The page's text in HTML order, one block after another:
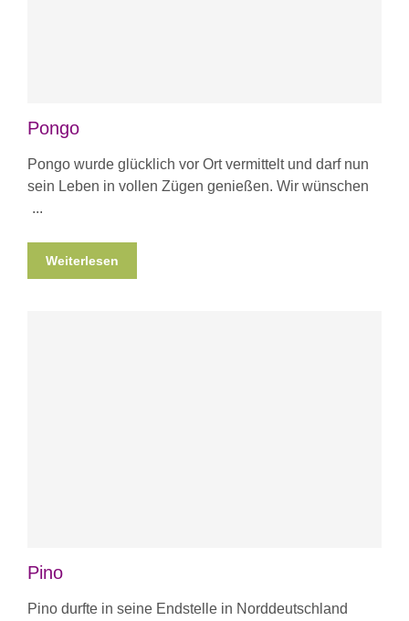
Pongo
Pongo wurde glücklich vor Ort vermittelt und darf nun
sein Leben in vollen Zügen genießen. Wir wünschen
Weiterlesen
Pino
Pino durfte in seine Endstelle in Norddeutschland